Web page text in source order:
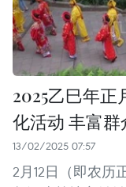
2025乙巳年
化活动 丰富
13/02/2025 07:57
2月12日（即农历